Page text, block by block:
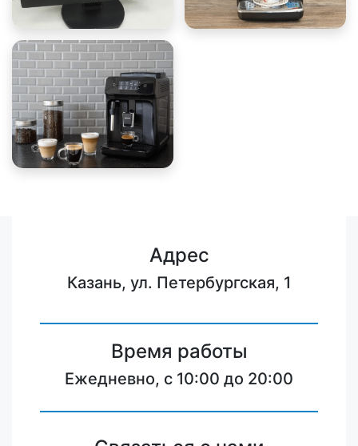
Адрес
Казань, ул. Петербургская, 1
Время работы
Ежедневно, с 10:00 до 20:00